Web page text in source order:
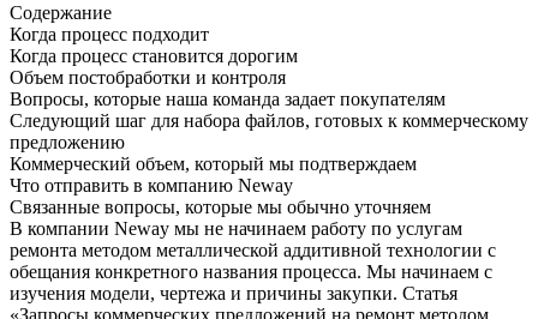
Содержание
Когда процесс подходит
Когда процесс становится дорогим
Объем постобработки и контроля
Вопросы, которые наша команда задает покупателям
Следующий шаг для набора файлов, готовых к коммерческому
предложению
Коммерческий объем, который мы подтверждаем
Что отправить в компанию Neway
Связанные вопросы, которые мы обычно уточняем
В компании Neway мы не начинаем работу по услугам
ремонта методом металлической аддитивной технологии с
обещания конкретного названия процесса. Мы начинаем с
изучения модели, чертежа и причины закупки. Статья
«Запросы коммерческих предложений на ремонт методом